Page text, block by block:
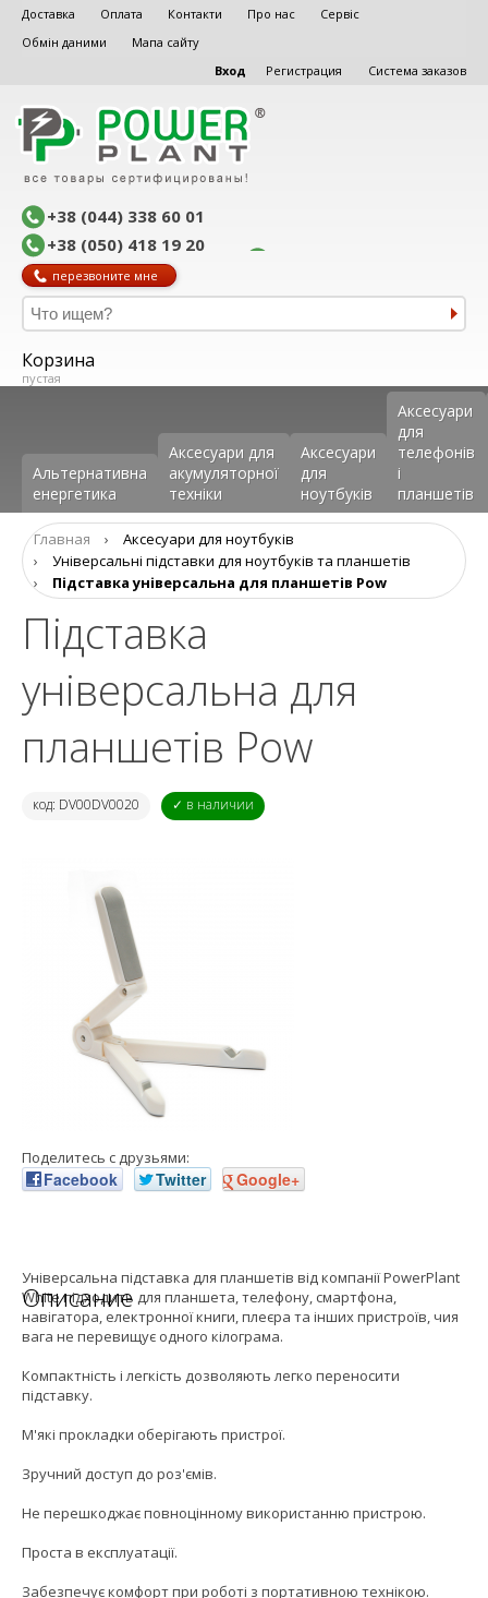
Доставка Оплата Контакти Про нас
Сервіс
Обмін даними
Мапа сайту
Вход
Регистрация Система заказов
+38 (044) 338 60 01
+38 (050) 418 19 20
перезвоните мне
Корзина
пустая
Альтернативна
енергетика
Аксесуари для
акумуляторної
техніки
Аксесуари
для
ноутбуків
Аксеcуари
для
телефонів
і
планшетів
Главная ›
Аксесуари для ноутбуків
›
Універсальні підставки для ноутбуків та планшетів
›
Підставка універсальна для планшетів Pow
Підставка
універсальна для
планшетів Pow
код: DV00DV0020 ✓ в наличии
Поделитесь с друзьями:
Facebook Twitter Google+
Описание
Універсальна підставка для планшетів від компанії PowerPlant
White підходить для планшета, телефону, смартфона,
навігатора, електронної книги, плеєра та інших пристроїв, чия
вага не перевищує одного кілограма.
Компактність і легкість дозволяють легко переносити
підставку.
М'які прокладки оберігають пристрої.
Зручний доступ до роз'ємів.
Не перешкоджає повноцінному використанню пристрою.
Проста в експлуатації.
Забезпечує комфорт при роботі з портативною технікою.